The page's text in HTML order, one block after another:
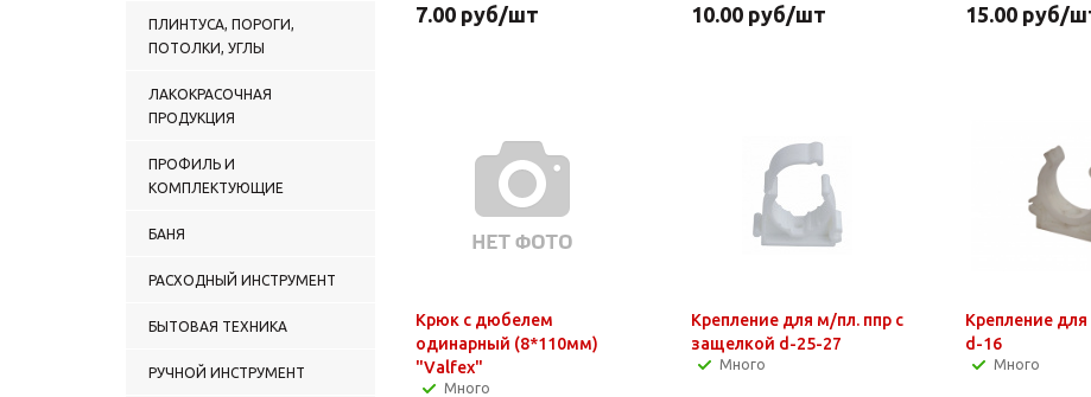
ПЛИНТУСА, ПОРОГИ,
ПОТОЛКИ, УГЛЫ
ЛАКОКРАСОЧНАЯ
ПРОДУКЦИЯ
ПРОФИЛЬ И
КОМПЛЕКТУЮЩИЕ
БАНЯ
РАСХОДНЫЙ ИНСТРУМЕНТ
БЫТОВАЯ ТЕХНИКА
РУЧНОЙ ИНСТРУМЕНТ
7.00 руб/шт 10.00руб/шт 15.00 руб/
Крюк с дюбелем
одинарный (8*110мм)
"Valfex"
Много
Крепление для м/пл. ппр с
защелкой d-25-27
Много
Крепление
d-16
Много